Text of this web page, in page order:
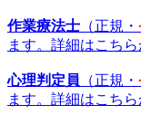
作業療法士 （正規・
ます。 詳細はこちら
心理判定員 （正規・
ます。詳細はこち